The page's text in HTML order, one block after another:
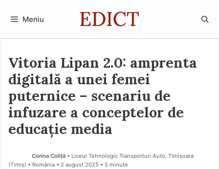
Meniu
Vitoria Lipan 2.0: amprenta
digitală a unei femei
puternice – scenariu de
infuzare a conceptelor de
educație media
Corina Coliță • Liceul Tehnologic Transporturi Auto, Timișoara
(Timiş) • România
2 august 2025 • 5 minute